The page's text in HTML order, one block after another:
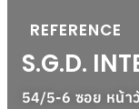
REFERENCE
S.G.D.
54/5-6 ซอย หน้า